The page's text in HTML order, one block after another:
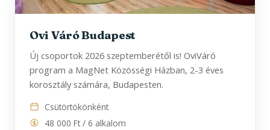
Ovi Váró Budapest
Új csoportok 2026 szeptemberétől is! OviVáró
program a MagNet Közösségi Házban, 2-3 éves
korosztály számára, Budapesten.
Csütörtökönként
48 000 Ft / 6 alkalom